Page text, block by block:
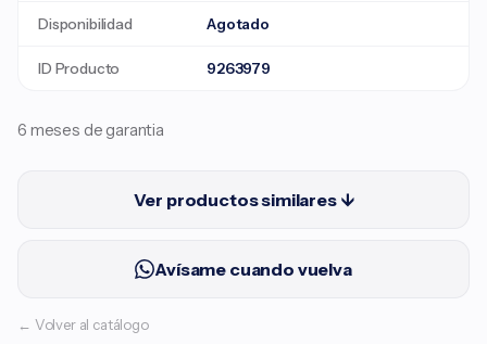
Disponibilidad Agotado
ID Producto 9263979
6 meses de garantia
Ver productos similares ↓
Avísame cuando vuelva
← Volver al catálogo